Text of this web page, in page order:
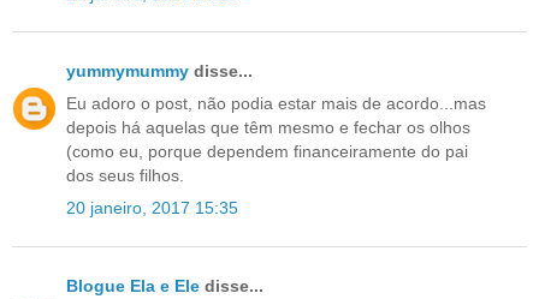
yummymummy disse...
Eu adoro o post, não podia estar mais de acordo...mas
depois há aquelas que têm mesmo e fechar os olhos
(como eu, porque dependem financeiramente do pai
dos seus filhos.
20 janeiro, 2017 15:35
Blogue Ela e Ele disse...